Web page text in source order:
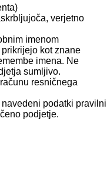
verjetno
imenom
kot znane
imena. Ne
sumljivo.
resničnega
podatki pravilni
podjetje.